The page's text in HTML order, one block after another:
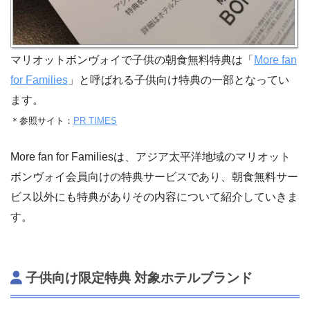
マリオットボンヴォイで子供の朝食無料特典は「 More fan
for Families 」と呼ばれる子供向け特典の一部となってい
ます。
＊参照サイト： PR TIMES
More fan for Familiesは、アジア太平洋地域のマリオット
ボンヴォイ会員向けの特典サービスであり、朝食無料サー
ビス以外にも特典がありその内容について紹介していきま
す。
子供向け限定特典 対象ホテルブランド